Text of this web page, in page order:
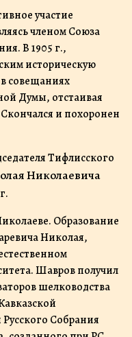
членом Союза
В 1905 г.,
историческую
совещаниях
Думы, отстаивая
и похоронен
Николаевича
Николая,
Шавров получил
шелководства
Собрания